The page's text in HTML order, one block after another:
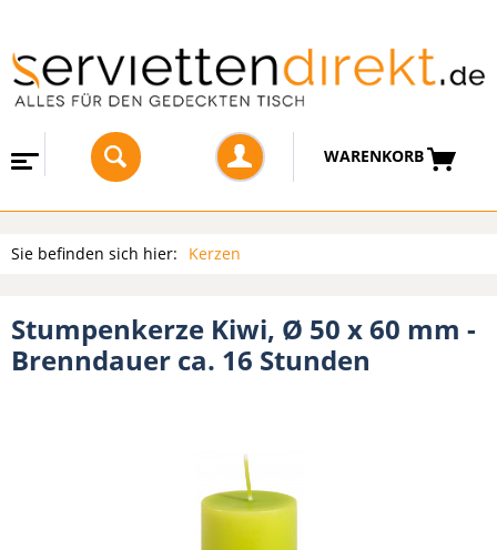
WARENKORB
Sie befinden sich hier: Kerzen
Stumpenkerze Kiwi, Ø 50 x 60 mm -
Brenndauer ca. 16 Stunden